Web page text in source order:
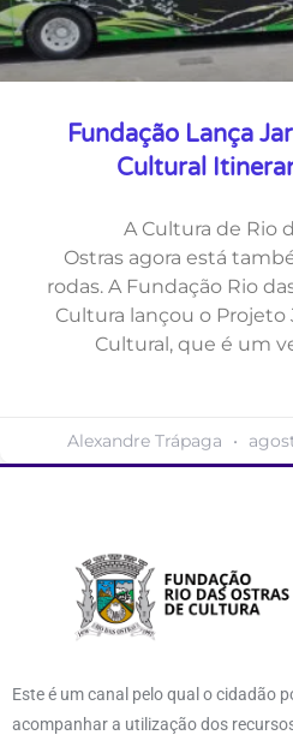
Fundação Lança
Cultural
A Cultura de Rio
Ostras agora está
rodas. A Fundação Rio
Cultura lançou o Projeto
Cultural, que é um
Alexandre Trápaga
Este é um canal pelo qual o cidadão
acompanhar a utilização dos